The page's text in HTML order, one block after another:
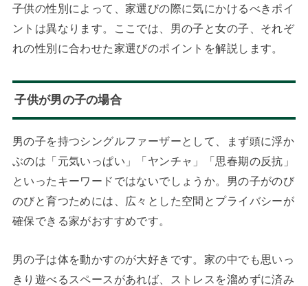
子供の性別によって、家選びの際に気にかけるべきポイ
ントは異なります。ここでは、男の子と女の子、それぞ
れの性別に合わせた家選びのポイントを解説します。
子供が男の子の場合
男の子を持つシングルファーザーとして、まず頭に浮か
ぶのは「元気いっぱい」「ヤンチャ」「思春期の反抗」
といったキーワードではないでしょうか。男の子がのび
のびと育つためには、広々とした空間とプライバシーが
確保できる家がおすすめです。
男の子は体を動かすのが大好きです。家の中でも思いっ
きり遊べるスペースがあれば、ストレスを溜めずに済み